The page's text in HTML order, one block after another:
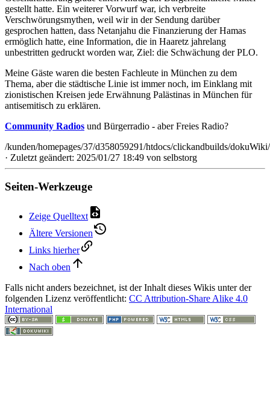
gestellt hatte. Ein weiterer Vorwurf war, ich verbreite
Verschwörungsmythen, weil wir in der Sendung darüber
gesprochen hatten, dass Netanjahu die Finanzierung der Hamas
ermöglich hatte, eine Information, die in Haaretz jahrelang
unbestritten gedruckt worden war, Ziel: die Schwächung der PLO.
Meine Gäste waren die besten Fachleute in München zu dem
Thema, aber die städtische Linie ist immer noch, im Einklang mit
zionistischen Kreisen jede Erwähnung Palästinas in München für
antisemitisch zu erklären.
Community Radios und Bürgerradio - aber Freies Radio?
/kunden/homepages/37/d358059291/htdocs/clickandbuilds/
· Zuletzt geändert: 2025/01/27 18:49 von selbstorg
Seiten-Werkzeuge
Zeige Quelltext
Ältere Versionen
Links hierher
Nach oben
Falls nicht anders bezeichnet, ist der Inhalt dieses Wikis unter der
folgenden Lizenz veröffentlicht: CC Attribution-Share Alike 4.0
International